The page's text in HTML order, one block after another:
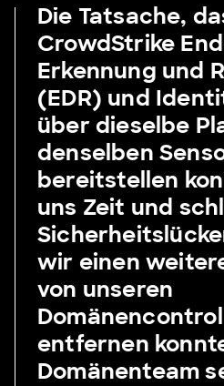
Die Tatsache,
CrowdStrike
Erkennung und
(EDR) und
über dieselbe
denselben
bereitstellen
uns Zeit und
wir einen
von unseren
entfernen
Domänenteam